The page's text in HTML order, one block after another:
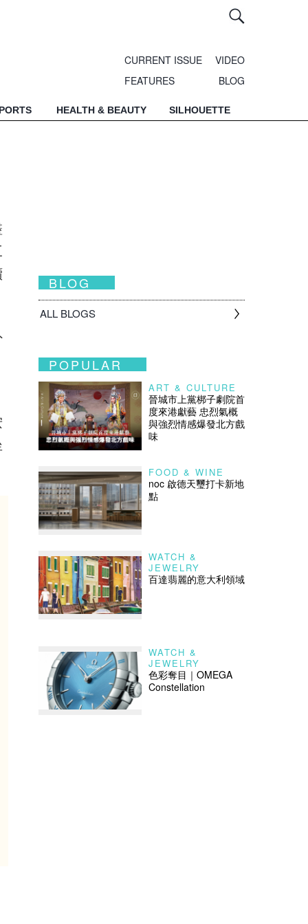
CURRENT ISSUE
VIDEO
FEATURES
BLOG
HEALTH & BEAUTY SILHOUETTE
BLOG
ALL BLOGS
POPULAR
ART & CULTURE
晉城市上黨梆子劇院首
度來港獻藝 忠烈氣概
與強烈情感爆發北方戲
味
FOOD & WINE
noc 啟德天璽打卡新地
點
WATCH &
JEWELRY
百達翡麗的意大利領域
WATCH &
JEWELRY
色彩奪目｜OMEGA
Constellation